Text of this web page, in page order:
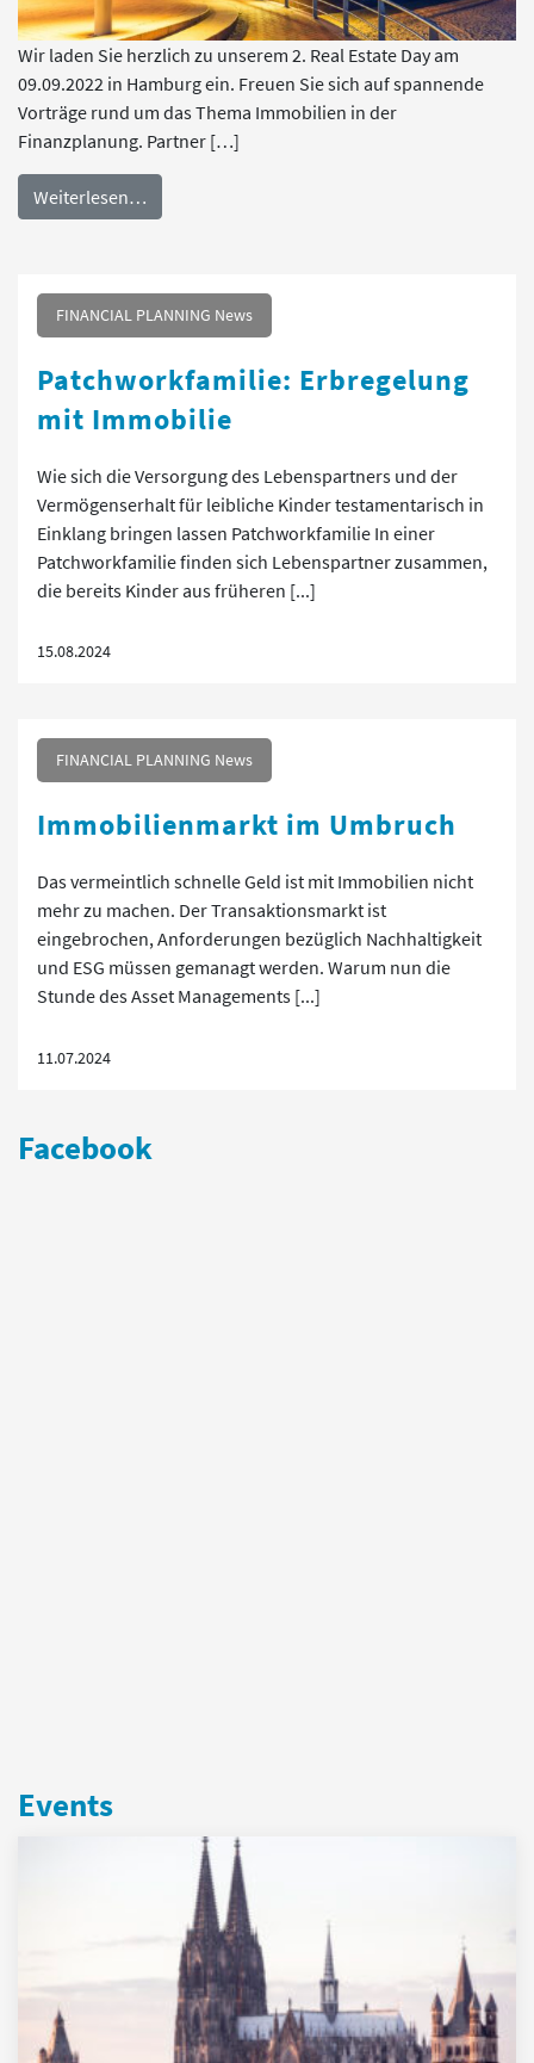
Wir laden Sie herzlich zu unserem 2. Real Estate Day am
09.09.2022 in Hamburg ein. Freuen Sie sich auf spannende
Vorträge rund um das Thema Immobilien in der
Finanzplanung. Partner […]
Weiterlesen…
FINANCIAL PLANNING News
Patchworkfamilie: Erbregelung
mit Immobilie
Wie sich die Versorgung des Lebenspartners und der
Vermögenserhalt für leibliche Kinder testamentarisch in
Einklang bringen lassen Patchworkfamilie In einer
Patchworkfamilie finden sich Lebenspartner zusammen,
die bereits Kinder aus früheren [...]
15.08.2024
FINANCIAL PLANNING News
Immobilienmarkt im Umbruch
Das vermeintlich schnelle Geld ist mit Immobilien nicht
mehr zu machen. Der Transaktionsmarkt ist
eingebrochen, Anforderungen bezüglich Nachhaltigkeit
und ESG müssen gemanagt werden. Warum nun die
Stunde des Asset Managements [...]
11.07.2024
Facebook
Events